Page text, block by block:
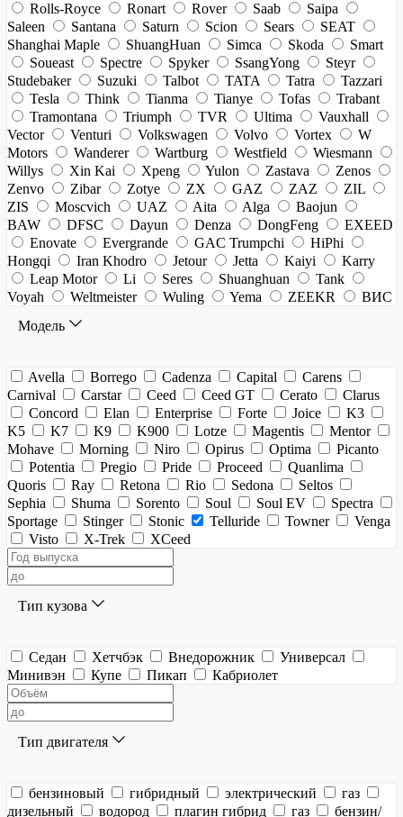
Rolls-Royce
Ronart Rover Saab
Saipa
Saleen
Santana Saturn Scion Sears
SEAT
Shanghai Maple
ShuangHuan Simca Skoda
Smart
Soueast
Spectre Spyker SsangYong
Steyr
Studebaker
Suzuki Talbot TATA Tatra
Tazzari
Tesla
Think Tianma Tianye Tofas
Trabant
Tramontana
Triumph TVR Ultima
Vauxhall
Vector
Venturi Volkswagen Volvo Vortex
W
Motors
Wanderer Wartburg Westfield
Wiesmann
Willys
Xin Kai Xpeng Yulon Zastava
Zenos
Zenvo
Zibar Zotye ZX GAZ ZAZ
ZIL
ZIS
Moscvich UAZ Aita Alga
Baojun
BAW
DFSC Dayun Denza DongFeng
EXEED
Enovate
Evergrande GAC Trumpchi
HiPhi
Hongqi
Iran Khodro Jetour Jetta Kaiyi
Karry
Leap Motor
Li Seres Shuanghuan
Tank
Voyah
Weltmeister Wuling Yema ZEEKR
ВИС
Модель
Avella Borrego Cadenza Capital
Carens
Carnival
Carstar Ceed Ceed GT Cerato
Clarus
Concord
Elan Enterprise Forte Joice
K3
K5
K7 K9 K900 Lotze Magentis
Mentor
Mohave
Morning Niro Opirus Optima
Picanto
Potentia
Pregio Pride Proceed
Quanlima
Quoris
Ray Retona Rio Sedona
Seltos
Sephia
Shuma Sorento Soul Soul EV
Spectra
Sportage
Stinger Stonic Telluride Towner
Venga
Visto
X-Trek XCeed
Тип кузова
Седан Хетчбэк Внедорожник
Универсал
Минивэн
Купе Пикап Кабриолет
Тип двигателя
бензиновый гибридный электрический
газ
дизельный
водород плагин гибрид газ
бензин/